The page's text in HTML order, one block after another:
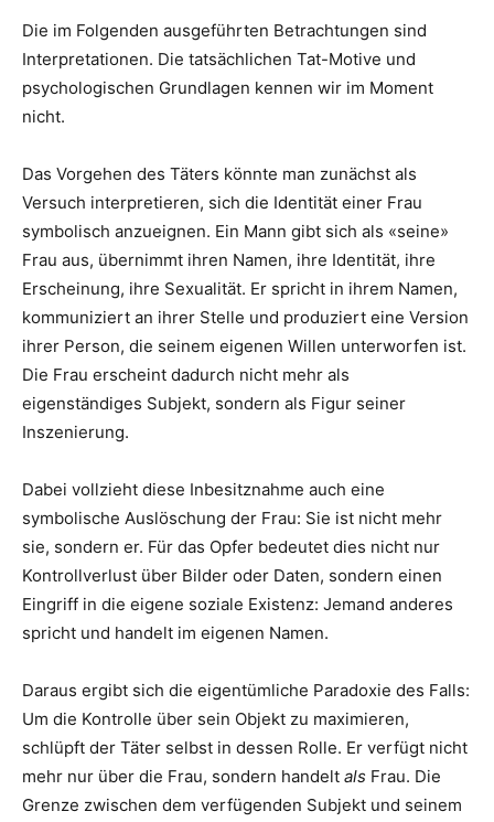
Die im Folgenden ausgeführten Betrachtungen sind
Interpretationen. Die tatsächlichen Tat-Motive und
psychologischen Grundlagen kennen wir im Moment
nicht.
Das Vorgehen des Täters könnte man zunächst als
Versuch interpretieren, sich die Identität einer Frau
symbolisch anzueignen. Ein Mann gibt sich als «seine»
Frau aus, übernimmt ihren Namen, ihre Identität, ihre
Erscheinung, ihre Sexualität. Er spricht in ihrem Namen,
kommuniziert an ihrer Stelle und produziert eine Version
ihrer Person, die seinem eigenen Willen unterworfen ist.
Die Frau erscheint dadurch nicht mehr als
eigenständiges Subjekt, sondern als Figur seiner
Inszenierung.
Dabei vollzieht diese Inbesitznahme auch eine
symbolische Auslöschung der Frau: Sie ist nicht mehr
sie, sondern er. Für das Opfer bedeutet dies nicht nur
Kontrollverlust über Bilder oder Daten, sondern einen
Eingriff in die eigene soziale Existenz: Jemand anderes
spricht und handelt im eigenen Namen.
Daraus ergibt sich die eigentümliche Paradoxie des Falls:
Um die Kontrolle über sein Objekt zu maximieren,
schlüpft der Täter selbst in dessen Rolle. Er verfügt nicht
mehr nur über die Frau, sondern handelt als Frau. Die
Grenze zwischen dem verfügenden Subjekt und seinem